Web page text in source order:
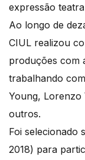
expressão
Ao longo de
CIUL realizou
produções com
trabalhando
Young, Lorenzo
outros.
Foi selecionado
2018) para